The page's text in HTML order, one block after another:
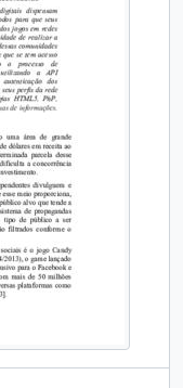
USANDO HONEYPOTS
NO MOODLE
DE TREINAMENTO PARA PEQUENAS ACADEMIAS
COM O USO DE COMPUTAÇÃO COGNITIVA
LOCAÇÃO DE QUADRAS POLIESPORTIVAS
INDIVIDUAL (MEI)
DE ALUNOS DO CURSO DE SISTEMAS PARA INTERNET
de baixo custo de licenciamento
Ambientes Colaborativos - FabLocker
no Espaço Urbano
Informática na Educação